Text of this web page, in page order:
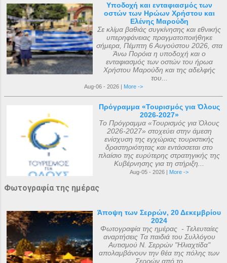
Υποδοχή και ενταφιασμός των
οστών των Ηρώων Χρήστου και
Ελένης Μαρούδη
Σε κλίμα βαθιάς συγκίνησης και εθνικής
υπερηφάνειας πραγματοποιήθηκε
σήμερα, Πέμπτη 6 Αυγούστου 2026, στα
Άνω Πορόια η υποδοχή και ο
ενταφιασμός των οστών του ήρωα
Χρήστου Μαρούδη και της αδελφής
του...
Aug-06 - 2026 | More ->
Πρόγραμμα «Τουρισμός για Όλους
2026-2027»
Το Πρόγραμμα «Τουρισμός για Όλους
2026-2027» στοχεύει στην άμεση
ενίσχυση της εγχώριας τουριστικής
δραστηριότητας και εντάσσεται στο
πλαίσιο της ευρύτερης στρατηγικής της
Κυβέρνησης για τη στήριξη...
Aug-05 - 2026 | More ->
Φωτογραφία της ημέρας
Άποψη των Σερρών, 20 Δεκεμβρίου
2024
Φωτογραφία της ημέρας - Τελευταίες
αναρτήσεις Τα παιδιά του Συλλόγου
Αυτισμού Ν. Σερρών "Ηλιαχτίδα"
απολαμβάνουν την θέα της πόλης των
Σερρών από το